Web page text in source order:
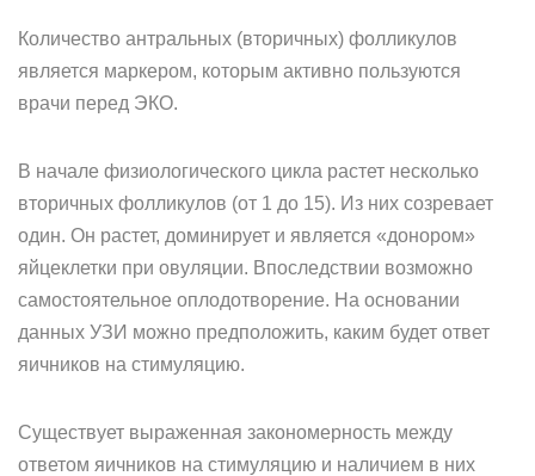
Количество антральных (вторичных) фолликулов
является маркером, которым активно пользуются
врачи перед ЭКО.
В начале физиологического цикла растет несколько
вторичных фолликулов (от 1 до 15). Из них созревает
один. Он растет, доминирует и является «донором»
яйцеклетки при овуляции. Впоследствии возможно
самостоятельное оплодотворение. На основании
данных УЗИ можно предположить, каким будет ответ
яичников на стимуляцию.
Существует выраженная закономерность между
ответом яичников на стимуляцию и наличием в них